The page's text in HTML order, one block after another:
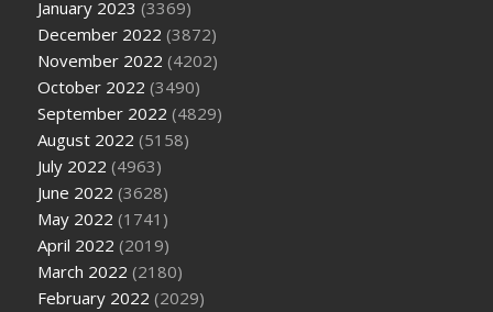
January 2023 (3369)
December 2022 (3872)
November 2022 (4202)
October 2022 (3490)
September 2022 (4829)
August 2022 (5158)
July 2022 (4963)
June 2022 (3628)
May 2022 (1741)
April 2022 (2019)
March 2022 (2180)
February 2022 (2029)